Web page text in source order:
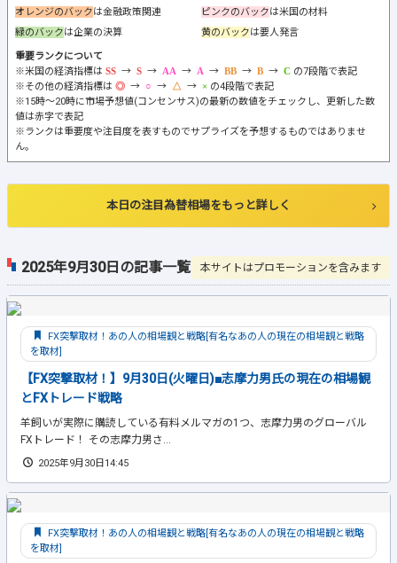
2025年9月30日の記事一覧 本サイトはプロモーションを含みます
FX突撃取材！あの人の相場観と戦略[有名なあの人の現在の相場観と戦略
を取材]
【FX突撃取材！】9月30日(火曜日)■志摩力男氏の現在の相場観
とFXトレード戦略
羊飼いが実際に購読している有料メルマガの1つ、志摩力男のグローバル
FXトレード！ その志摩力男さ...
2025年9月30日14:45
FX突撃取材！あの人の相場観と戦略[有名なあの人の現在の相場観と戦略
を取材]
オレンジのバックは金融政策関連 ピンクのバックは米国の材料
緑のバックは企業の決算 黄のバックは要人発言
重要ランクについて
※米国の経済指標は
→ → → → → →
の7段階で表記
※その他の経済指標は
→ → →
の4段階で表記
※15時～20時に市場予想値(コンセンサス)の最新の数値をチェックし、更新した数
値は赤字で表記
※ランクは重要度や注目度を表すものでサプライズを予想するものではありませ
ん。
本日の注目為替相場をもっと詳しく